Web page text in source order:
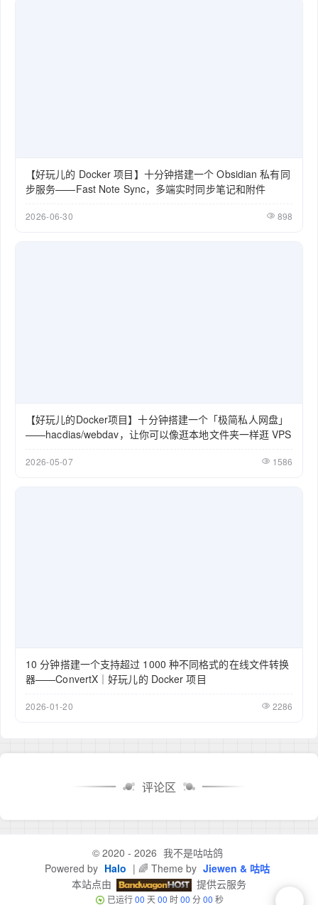
【好玩儿的 Docker 项目】十分钟搭建一个 Obsidian 私有同
步服务——Fast Note Sync，多端实时同步笔记和附件
2026-06-30 898
【好玩儿的Docker项目】十分钟搭建一个「极简私人网盘」
——hacdias/webdav，让你可以像逛本地文件夹一样逛 VPS
2026-05-07 1586
10 分钟搭建一个支持超过 1000 种不同格式的在线文件转换
器——ConvertX｜好玩儿的 Docker 项目
2026-01-20 2286
评论区
© 2020 - 2026 我不是咕咕鸽
Powered by Halo | 🌈 Theme by Jiewen & 咕咕
本站点由
提供云服务
已运行00 天00 时00 分00 秒